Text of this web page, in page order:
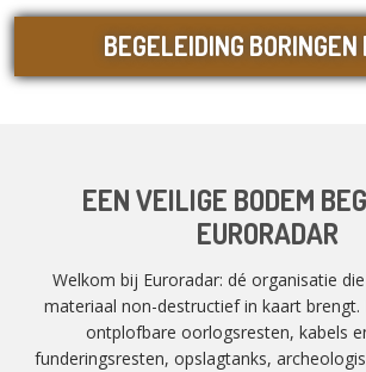
BEGELEIDING
EEN VEILIGE BODEM
EURORADAR
Welkom bij Euroradar: dé organisatie
materiaal non-destructief in kaart brengt.
ontplofbare oorlogsresten, kabels
funderingsresten, opslagtanks,